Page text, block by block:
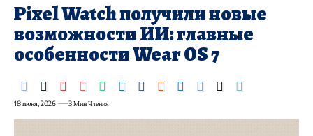
Pixel Watch получили новые
возможности ИИ: главные
особенности Wear OS 7
18 июня, 2026 3 Мин Чтения